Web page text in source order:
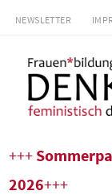
Zum
springen
NEWSLETTER
+++
2026+++